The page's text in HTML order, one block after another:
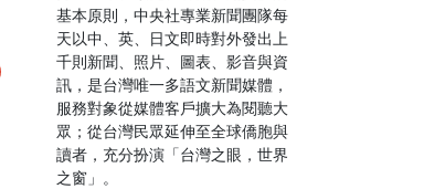
基本原則，中央社專業新聞團隊每
天以中、英、日文即時對外發出上
千則新聞、照片、圖表、影音與資
訊，是台灣唯一多語文新聞媒體，
服務對象從媒體客戶擴大為閱聽大
眾；從台灣民眾延伸至全球僑胞與
讀者，充分扮演「台灣之眼，世界
之窗」。